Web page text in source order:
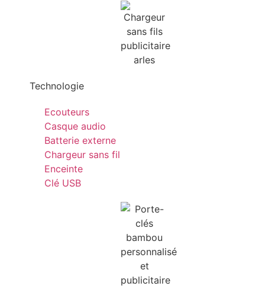
Technologie
Ecouteurs
Casque audio
Batterie externe
Chargeur sans fil
Enceinte
Clé USB